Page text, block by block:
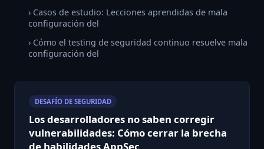
› Casos de estudio: Lecciones aprendidas de mala
configuración del
› Cómo el testing de seguridad continuo resuelve mala
configuración del
DESAFÍO DE SEGURIDAD
Los desarrolladores no saben corregir
vulnerabilidades: Cómo cerrar la brecha